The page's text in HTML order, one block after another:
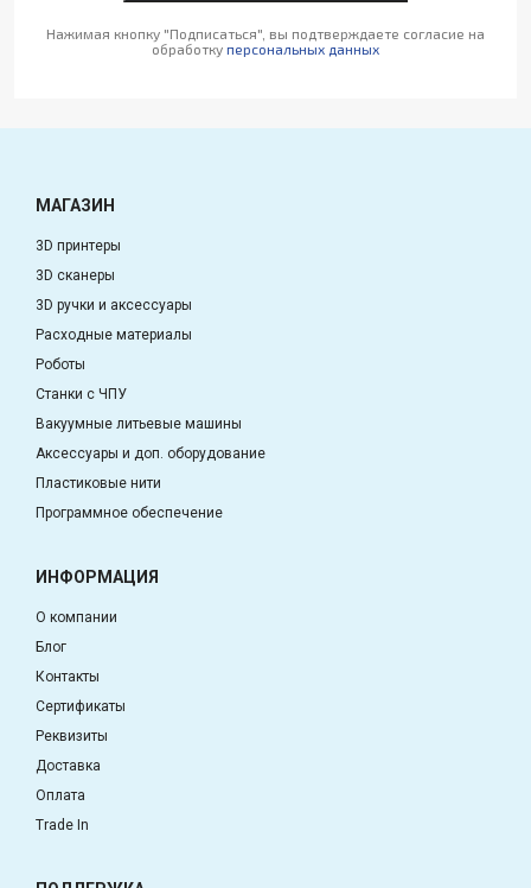
Нажимая кнопку "Подписаться", вы подтверждаете согласие на
обработку персональных данных
МАГАЗИН
3D принтеры
3D сканеры
3D ручки и аксессуары
Расходные материалы
Роботы
Станки с ЧПУ
Вакуумные литьевые машины
Аксессуары и доп. оборудование
Пластиковые нити
Программное обеспечение
ИНФОРМАЦИЯ
О компании
Блог
Контакты
Сертификаты
Реквизиты
Доставка
Оплата
Trade In